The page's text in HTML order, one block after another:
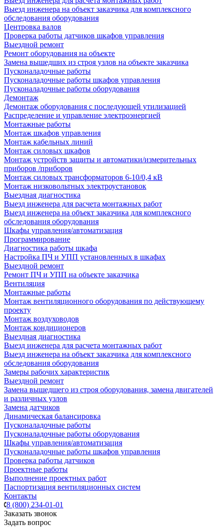
Выезд инженера на объект заказчика для комплексного
обследования оборудования
Центровка валов
Проверка работы датчиков шкафов управления
Выездной ремонт
Ремонт оборудования на объекте
Замена вышедших из строя узлов на объекте заказчика
Пусконаладочные работы
Пусконаладочные работы шкафов управления
Пусконаладочные работы оборудования
Демонтаж
Демонтаж оборудования с последующей утилизацией
Распределение и управление электроэнергией
Монтажные работы
Монтаж шкафов управления
Монтаж кабельных линий
Монтаж силовых шкафов
Монтаж устройств защиты и автоматики/измерительных
приборов /приборов
Монтаж силовых трансформаторов 6-10/0,4 кВ
Монтаж низковольтных электроустановок
Выездная диагностика
Выезд инженера для расчета монтажных работ
Выезд инженера на объект заказчика для комплексного
обследования оборудования
Шкафы управления/автоматизация
Программирование
Диагностика работы шкафа
Настройка ПЧ и УПП установленных в шкафах
Выездной ремонт
Ремонт ПЧ и УПП на объекте заказчика
Вентиляция
Монтажные работы
Монтаж вентиляционного оборудования по действующему
проекту
Монтаж воздуховодов
Монтаж кондиционеров
Выездная диагностика
Выезд инженера для расчета монтажных работ
Выезд инженера на объект заказчика для комплексного
обследования оборудования
Замеры рабочих характеристик
Выездной ремонт
Замена вышедшего из строя оборудования, замена двигателей
и различных узлов
Замена датчиков
Динамическая балансировка
Пусконаладочные работы
Пусконаладочные работы оборудования
Шкафы управления/автоматизация
Пусконаладочные работы шкафов управления
Проверка работы датчиков
Проектные работы
Выполнение проектных работ
Паспортизация вентиляционных систем
Контакты
8 (800) 234-01-01
Заказать звонок
Задать вопрос